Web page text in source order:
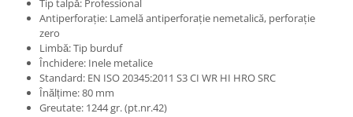
Ciocane , clesti si foarfeci
Debitare gresie / faianta si geamuri
Echipamente atelier
Fierastraie si topoare
Gletiere , spacluri si cuttere
Tip talpă: Professional
Antiperforație: Lamelă antiperforație nemetalică, perforație
zero
Limbă: Tip burduf
Închidere: Inele metalice
Standard: EN ISO 20345:2011 S3 CI WR HI HRO SRC
Înălțime: 80 mm
Greutate: 1244 gr. (pt.nr.42)